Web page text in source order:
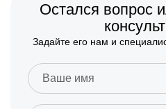
Остался вопрос
Задайте его нам и